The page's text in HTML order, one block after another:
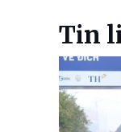
Tin